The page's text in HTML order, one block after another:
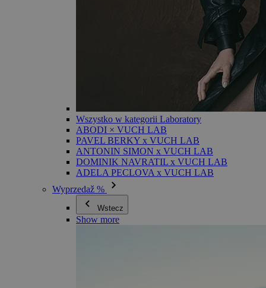
Wszystko w kategorii Laboratory
ABODI × VUCH LAB
PAVEL BERKY x VUCH LAB
ANTONIN SIMON x VUCH LAB
DOMINIK NAVRATIL x VUCH LAB
ADELA PECLOVA x VUCH LAB
Wyprzedaž %
Wstecz
Show more